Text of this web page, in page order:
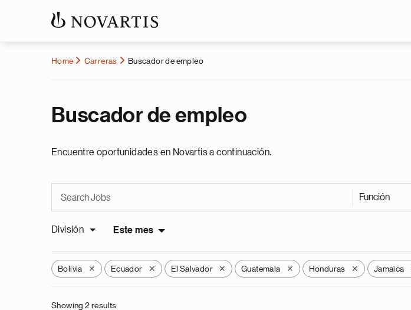
Home Carreras Buscador de empleo
Buscador de empleo
Encuentre oportunidades en Novartis a continuación.
Función
División Este mes
Bolivia X Ecuador X El Salvador X Guatemala X Honduras X Jamaica
Showing 2 results